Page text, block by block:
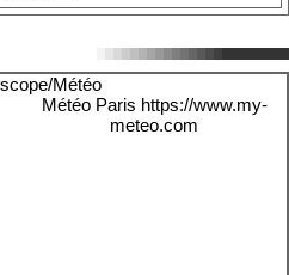
Météo Paris https://www.my-
meteo.com